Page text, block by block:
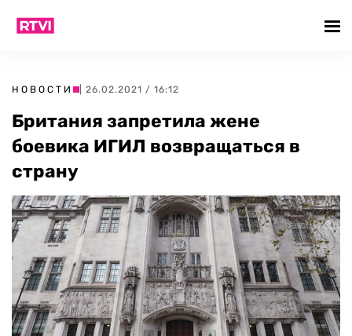
НОВОСТИ | 26.02.2021 / 16:12
Британия запретила жене
боевика ИГИЛ возвращаться в
страну